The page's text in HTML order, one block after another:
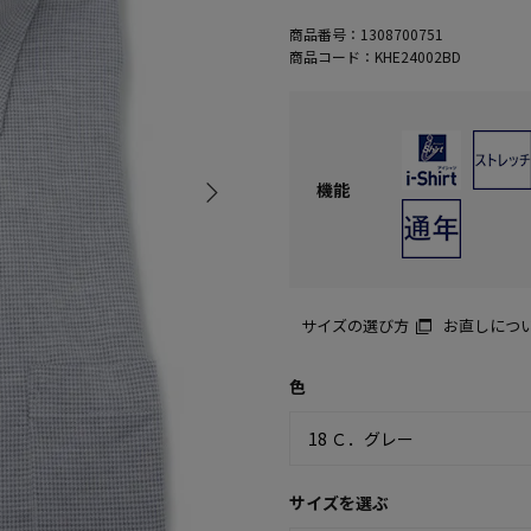
商品番号： 1308700751
商品コード： KHE24002BD
機能
サイズの選び方 お直しにつ
色
サイズを選ぶ